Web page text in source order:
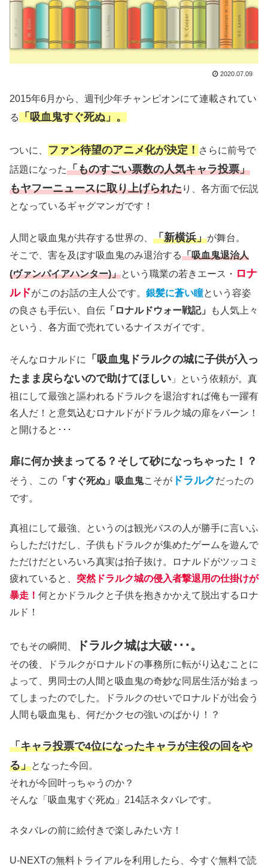
2020.07.09
2015年6月から、週刊少年チャンピオンにて連載されてい
る
「吸血鬼すぐ死ぬ」。
ついに、 ファン待望のアニメ化が決定！ さらに前号で
話題になった「ものすごい票数の人気キャラ投票」
もヤフーニュースに取り上げられたり、各方面で伝説
となっているギャグマンガです！
人間と吸血鬼が共存する世界の、 「新横浜」が舞台。
そこで、害を及ぼす吸血鬼のみ退治する「吸血鬼退治人
(ヴァンパイアハンター)」という職業の若きエース・ ロナ
ルドがこのお話の主人公です。 銀髪に蒼い瞳という容姿
の良さも手伝い、自伝 「ロナルドウォー戦記」
も人気上々
という、各方面で売れているナイスガイです。
そんなロナルドに
「吸血鬼ドラルクの城に子供が入っ
たまま戻らないので助けてほしい 」という依頼が。真
祖にして最強と謳われるドラルクを退治すれば俺も一躍有
名人だ！と意気込むロナルドがドラルク城の扉をバーン！
と開けると･･･
扉に何か挟まってる？そして砂になっちゃった！？
そう、この 「すぐ死ぬ」吸血鬼こそが ドラルクだったの
です。
真祖にして最強、というのは観光バスの人が勝手に言いふ
らしただけだし、子供もドラルクが集めたゲームを遊んで
ただけだといろいろ真実は拍子抜け。ロナルドがツッコミ
疲れていると、 突然ドラルク城の侵入者撃退用の仕掛けが
暴走！ 何とかドラルクと子供を抱きかかえて脱出するロナ
ルド！
でもその瞬間、 ドラルク城は大破･･･。
その後、ドラルクがロナルドの事務所に転がり込むことに
よって、男同士の人間と吸血鬼の奇妙な同居生活が始まっ
てしまったのでした。ドラルクのせいでロナルドが出会う
人間も吸血鬼も、何だかクセの強いのばかり！？
「キャラ投票で4位になったキャラが主役の回をや
る」となった今回。
それが今回叶っちゃうのか？
そんな「吸血鬼すぐ死ぬ」214話ネタバレです。
ネタバレの前に絵付きで楽しみたい方！
U-NEXTの無料トライアルを利用したら、今すぐ無料で読